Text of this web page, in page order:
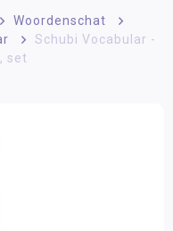
Woordenschat
>
>
Schubi Vocabular -
set